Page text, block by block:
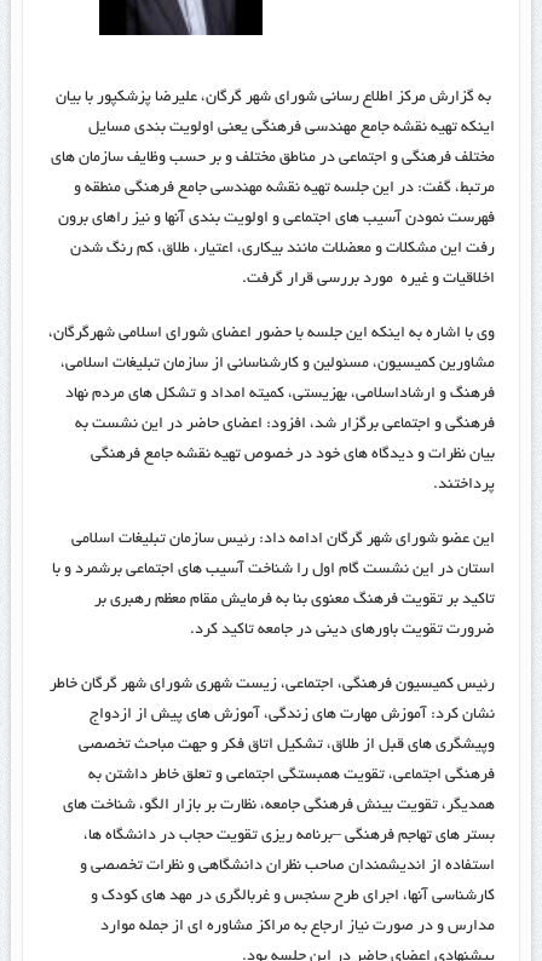
به گزارش مرکز اطلاع رسانی شورای شهر گرگان، علیرضا پزشکپور با بیان
اینکه تهیه نقشه جامع مهندسی فرهنگی یعنی اولویت بندی مسایل
مختلف فرهنگی و اجتماعی در مناطق مختلف و بر حسب وظایف سازمان های
مرتبط، گفت: در این جلسه تهیه نقشه مهندسی جامع فرهنگی منطقه و
فهرست نمودن آسیب های اجتماعی و اولویت بندی آنها و نیز راهای برون
رفت این مشکلات و معضلات مانند بیکاری، اعتیار، طلاق، کم رنگ شدن
اخلاقیات و غیره مورد بررسی قرار گرفت.
وی با اشاره به اینکه این جلسه با حضور اعضای شورای اسلامی شهرگرگان،
مشاورین کمیسیون، مسئولین و کارشناسانی از سازمان تبلیغات اسلامی،
فرهنگ و ارشاداسلامی، بهزیستی، کمیته امداد و تشکل های مردم نهاد
فرهنگی و اجتماعی برگزار شد، افزود: اعضای حاضر در این نشست به
بیان نظرات و دیدگاه های خود در خصوص تهیه نقشه جامع فرهنگی
پرداختند.
این عضو شورای شهر گرگان ادامه داد: رئیس سازمان تبلیغات اسلامی
استان در این نشست گام اول را شناخت آسیب های اجتماعی برشمرد و با
تاکید بر تقویت فرهنگ معنوی بنا به فرمایش مقام معظم رهبری بر
ضرورت تقویت باورهای دینی در جامعه تاکید کرد.
رئیس کمیسیون فرهنگی، اجتماعی، زیست شهری شورای شهر گرگان خاطر
نشان کرد: آموزش مهارت های زندگی، آموزش های پیش از ازدواج
وپیشگری های قبل از طلاق، تشکیل اتاق فکر و جهت مباحث تخصصی
فرهنگی اجتماعی، تقویت همبستگی اجتماعی و تعلق خاطر داشتن به
همدیگر، تقویت بینش فرهنگی جامعه، نظارت بر بازار الگو، شناخت های
بستر های تهاجم فرهنگی –برنامه ریزی تقویت حجاب در دانشگاه ها،
استفاده از اندیشمندان صاحب نظران دانشگاهی و نظرات تخصصی و
کارشناسی آنها، اجرای طرح سنجس و غربالگری در مهد های کودک و
مدارس و در صورت نیاز ارجاع به مراکز مشاوره ای از جمله موارد
پیشنهادی اعضای حاضر در این جلسه بود.